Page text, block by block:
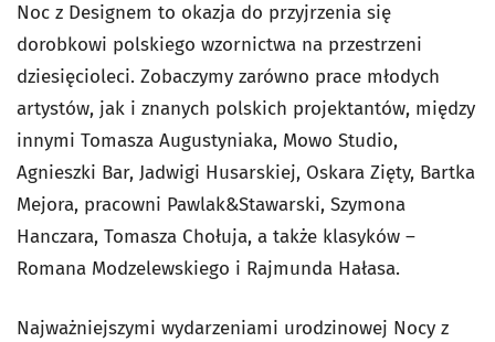
Noc z Designem to okazja do przyjrzenia się
dorobkowi polskiego wzornictwa na przestrzeni
dziesięcioleci. Zobaczymy zarówno prace młodych
artystów, jak i znanych polskich projektantów, między
innymi Tomasza Augustyniaka, Mowo Studio,
Agnieszki Bar, Jadwigi Husarskiej, Oskara Zięty, Bartka
Mejora, pracowni Pawlak&Stawarski, Szymona
Hanczara, Tomasza Chołuja, a także klasyków –
Romana Modzelewskiego i Rajmunda Hałasa.
Najważniejszymi wydarzeniami urodzinowej Nocy z